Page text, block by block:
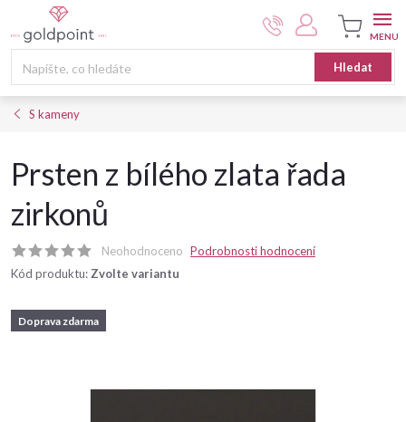
na
Hledat
Nákupní
košík
S kameny
Prsten z bílého zlata řada
zirkonů
Neohodnoceno Podrobnosti hodnocení
Kód produktu: Zvolte variantu
Doprava zdarma